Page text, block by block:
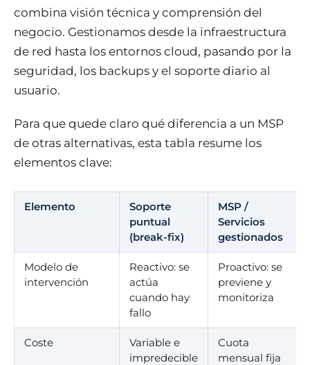
combina visión técnica y comprensión del
negocio. Gestionamos desde la infraestructura
de red hasta los entornos cloud, pasando por la
seguridad, los backups y el soporte diario al
usuario.
Para que quede claro qué diferencia a un MSP
de otras alternativas, esta tabla resume los
elementos clave:
Elemento
Soporte
puntual
(break-fix)
MSP /
Servicios
gestionados
Modelo de
intervención
Reactivo: se
actúa
cuando hay
fallo
Proactivo: se
previene y
monitoriza
Coste
Variable e
impredecible
Cuota
mensual fija